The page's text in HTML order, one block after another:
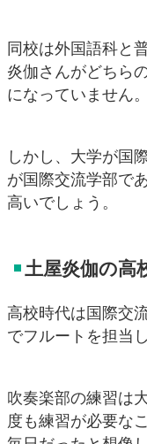
同校は外国語科と
炎伽さんがどちら
になっていません。
しかし、大学が国
が国際交流学部で
高いでしょう。
土屋炎伽の高
高校時代は国際交
でフルートを担当
吹奏楽部の練習は
度も練習が必要な